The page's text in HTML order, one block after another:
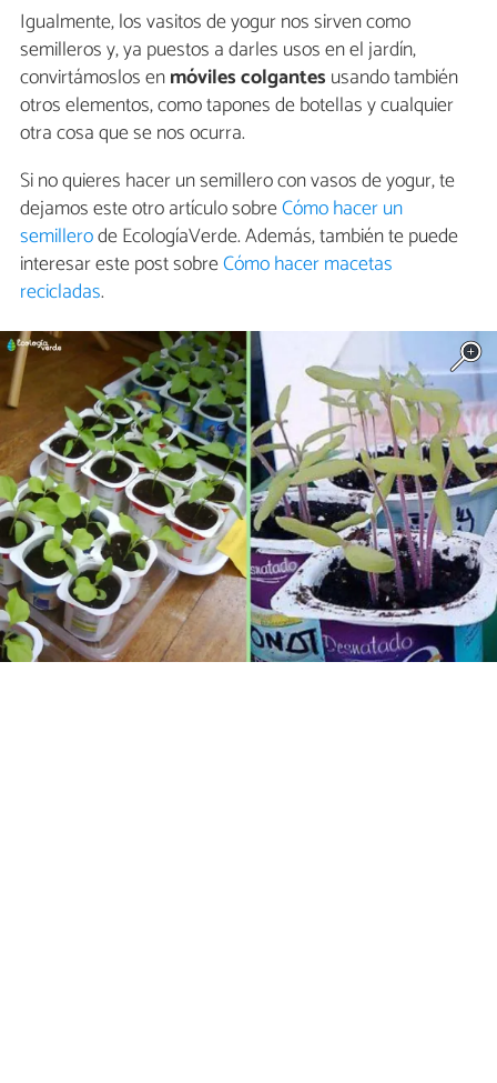
Igualmente, los vasitos de yogur nos sirven como
semilleros y, ya puestos a darles usos en el jardín,
convirtámoslos enmóviles colgantes usando también
otros elementos, como tapones de botellas y cualquier
otra cosa que se nos ocurra.
Si no quieres hacer un semillero con vasos de yogur, te
dejamos este otro artículo sobreCómo hacer un
semillerode EcologíaVerde. Además, también te puede
interesar este post sobreCómo hacer macetas
recicladas.